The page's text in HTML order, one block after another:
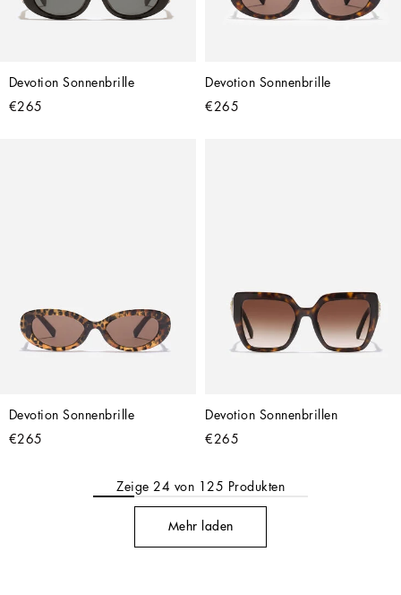
Devotion Sonnenbrille
€265
Devotion Sonnenbrille
€265
Devotion Sonnenbrille
€265
Devotion Sonnenbrillen
€265
Zeige 24 von 125 Produkten
Mehr laden